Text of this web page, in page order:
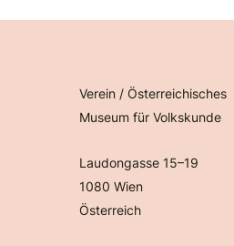
Verein / Österreichisches
Museum für Volkskunde
Laudongasse 15–19
1080 Wien
Österreich